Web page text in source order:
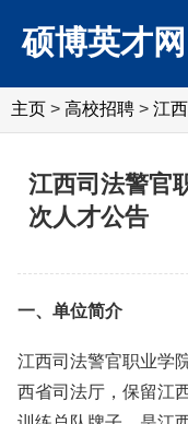
硕博英才网
主页 > 高校招聘 > 江西
江西司法警官
次人才公告
一、单位简介
江西司法警官职业学
西省司法厅，保留江